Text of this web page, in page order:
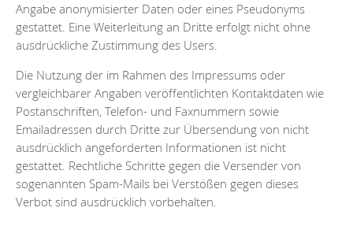
Angabe anonymisierter Daten oder eines Pseudonyms
gestattet. Eine Weiterleitung an Dritte erfolgt nicht ohne
ausdrückliche Zustimmung des Users.
Die Nutzung der im Rahmen des Impressums oder
vergleichbarer Angaben veröffentlichten Kontaktdaten wie
Postanschriften, Telefon- und Faxnummern sowie
Emailadressen durch Dritte zur Übersendung von nicht
ausdrücklich angeforderten Informationen ist nicht
gestattet. Rechtliche Schritte gegen die Versender von
sogenannten Spam-Mails bei Verstößen gegen dieses
Verbot sind ausdrücklich vorbehalten.